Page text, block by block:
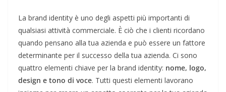
La brand identity è uno degli aspetti più importanti di
qualsiasi attività commerciale. È ciò che i clienti ricordano
quando pensano alla tua azienda e può essere un fattore
determinante per il successo della tua azienda. Ci sono
quattro elementi chiave per la brand identity: nome, logo,
design e tono di voce. Tutti questi elementi lavorano